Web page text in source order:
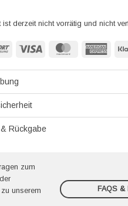
derzeit nicht vorrätig und nicht
Sofort Visa MasterCard
Rückgabe
zum
unserem
FAQS &